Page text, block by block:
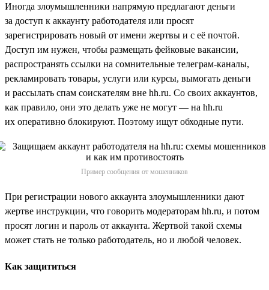
Иногда злоумышленники напрямую предлагают деньги
за доступ к аккаунту работодателя или просят
зарегистрировать новый от имени жертвы и с её почтой.
Доступ им нужен, чтобы размещать фейковые вакансии,
распространять ссылки на сомнительные телеграм-каналы,
рекламировать товары, услуги или курсы, вымогать деньги
и рассылать спам соискателям вне hh.ru. Со своих аккаунтов,
как правило, они это делать уже не могут — на hh.ru
их оперативно блокируют. Поэтому ищут обходные пути.
Пример сообщения от мошенников
При регистрации нового аккаунта злоумышленники дают
жертве инструкции, что говорить модераторам hh.ru, и потом
просят логин и пароль от аккаунта. Жертвой такой схемы
может стать не только работодатель, но и любой человек.
Как защититься